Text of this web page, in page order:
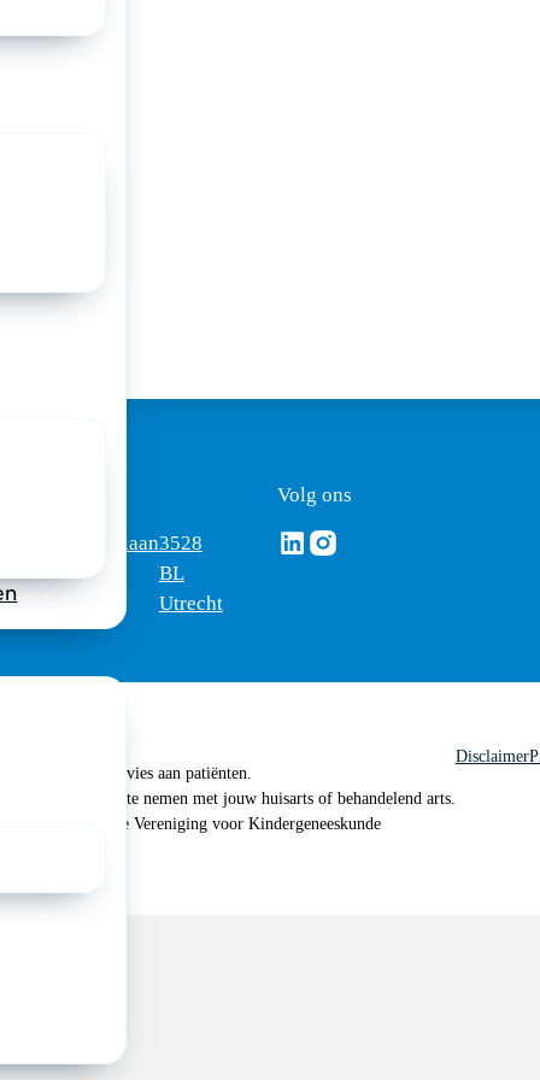
Mercatorlaan
1200
3528
BL
Utrecht
Volg ons
Volg ons via Linkedin
Volg ons via Instagram
geen medisch advies aan patiënten.
je om contact op te nemen met jouw huisarts of behandelend arts.
Nederlandse Vereniging voor Kindergeneeskunde
Disclaimer